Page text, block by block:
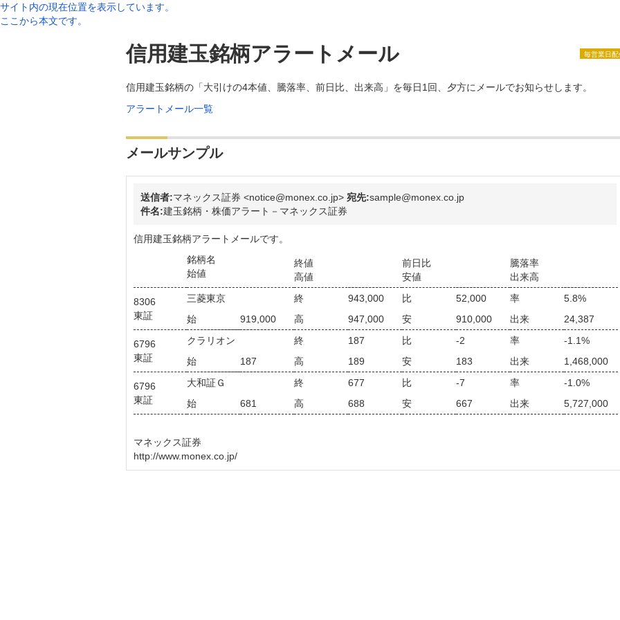
サイト内の現在位置を表示しています。
ここから本文です。
信用建玉銘柄アラートメール 毎営業日配
信用建玉銘柄の「大引けの4本値、騰落率、前日比、出来高」を毎日1回、夕方にメールでお知らせします。
アラートメール一覧
メールサンプル
送信者:マネックス証券 <notice@monex.co.jp> 宛先:sample@monex.co.jp
件名:建玉銘柄・株価アラート－マネックス証券
信用建玉銘柄アラートメールです。
銘柄名
始値
終値
高値
前日比
安値
騰落率
出来高
8306
東証
三菱東京 終 943,000 比 52,000 率
5.8%
始
919,000 高 947,000 安 910,000 出来 24,387
6796
東証
クラリオン 終 187 比 -2 率
-1.1%
始
187 高 189 安 183 出来 1,468,000
6796
東証
大和証Ｇ 終 677 比 -7 率
-1.0%
始
681 高 688 安 667 出来 5,727,000
マネックス証券
http://www.monex.co.jp/